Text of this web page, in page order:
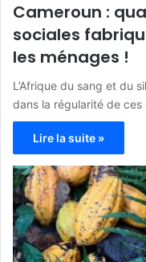
Cameroun :
sociales
les ménages !
L’Afrique du sang et du
dans la régularité de
Lire la suite »